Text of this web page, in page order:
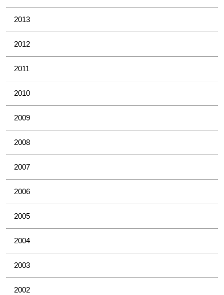
2013
2012
2011
2010
2009
2008
2007
2006
2005
2004
2003
2002